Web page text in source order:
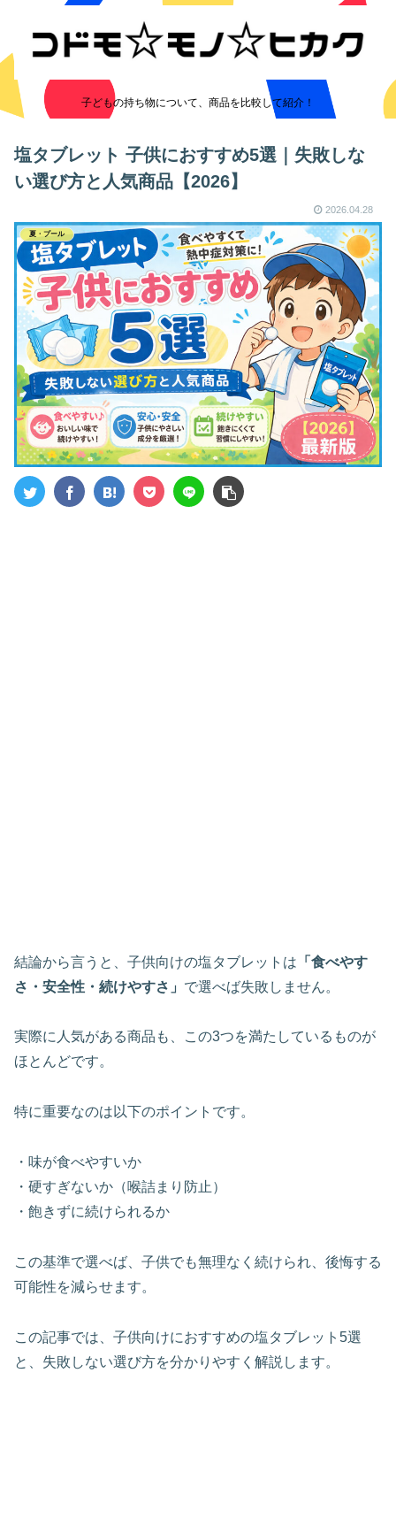
子どもの持ち物について、商品を比較して紹介！
塩タブレット 子供におすすめ5選｜失敗しな
い選び方と人気商品【2026】
2026.04.28
夏・プール
結論から言うと、子供向けの塩タブレットは 「食べやす
さ・安全性・続けやすさ」 で選べば失敗しません。
実際に人気がある商品も、この3つを満たしているものが
ほとんどです。
特に重要なのは以下のポイントです。
・味が食べやすいか
・硬すぎないか（喉詰まり防止）
・飽きずに続けられるか
この基準で選べば、子供でも無理なく続けられ、後悔する
可能性を減らせます。
この記事では、子供向けにおすすめの塩タブレット5選
と、失敗しない選び方を分かりやすく解説します。